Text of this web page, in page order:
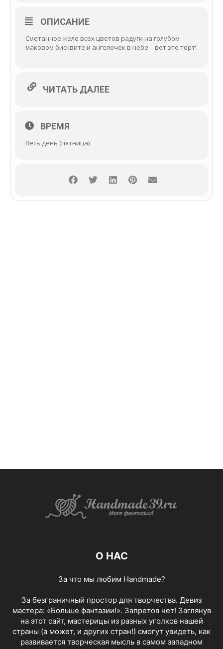
ОПИСАНИЕ
Сметанное желе всех цветов радуги на голубом
маковом бисквите и ангелочек в небе – вот это торт!
ЧИТАТЬ ДАЛЕЕ
ВРЕМЯ
Весь день (пятница)
О НАС
За что мы любим Handmade?
За безграничный простор для творчества. Девиз
мастера: «Больше фантазии!». Запретов нет! Заглянув
на этот сайт, мастерицы из разных уголков нашей
страны (а может, и других стран!) смогут увидеть, как
развивается творческая мысль в самом западном